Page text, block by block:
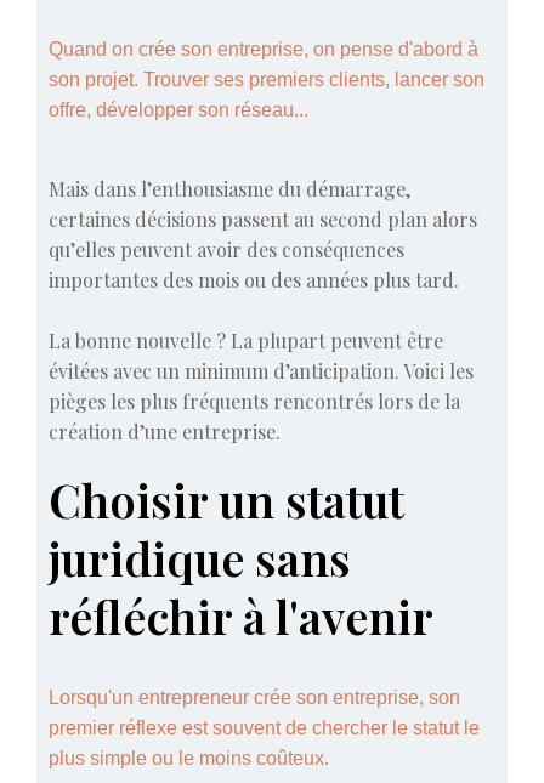
Quand on crée son entreprise, on pense d'abord à
son projet. Trouver ses premiers clients, lancer son
offre, développer son réseau...
Mais dans l’enthousiasme du démarrage,
certaines décisions passent au second plan alors
qu’elles peuvent avoir des conséquences
importantes des mois ou des années plus tard.
La bonne nouvelle ? La plupart peuvent être
évitées avec un minimum d’anticipation. Voici les
pièges les plus fréquents rencontrés lors de la
création d’une entreprise.
Choisir un statut
juridique sans
réfléchir à l'avenir
Lorsqu'un entrepreneur crée son entreprise, son
premier réflexe est souvent de chercher le statut le
plus simple ou le moins coûteux.